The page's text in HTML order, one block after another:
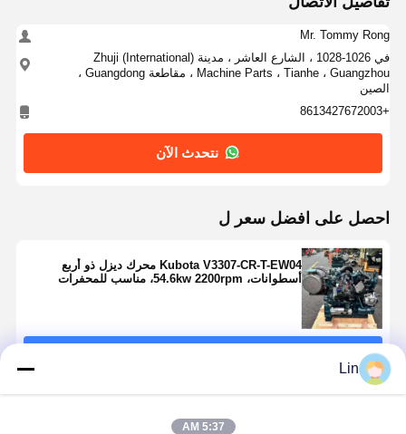
Mr. Tommy Rong
في 1026-1028 ، الشارع العاشر ، مدينة Zhuji (International)
Machine Parts ، Tianhe ، Guangzhou ، مقاطعة Guangdong ،
الصين
+8613427672003
نتحدث الآن
احصل على افضل سعر ل
Kubota V3307-CR-T-EW04 محرك ديزل ذو أربع
أسطوانات، 54.6kw 2200rpm، مناسب للمحفرات
Lin
5:37 AM